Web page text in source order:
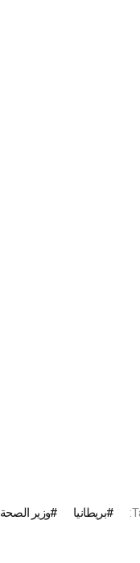
بريطانيا وزير الصحة